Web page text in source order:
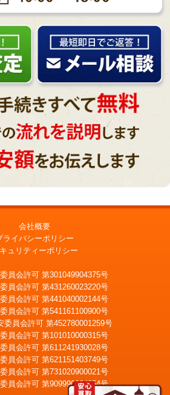
会社概要
ライバシーポリシー
ュリティーポリシー
員会許可 第301049904375号
員会許可 第431260023220号
員会許可 第441040002144号
員会許可 第541161100900号
委員会許可 第452780001259号
員会許可 第101010000315号
員会許可 第611241930028号
員会許可 第621151403749号
員会許可 第731020900021号
員会許可 第909990034054号